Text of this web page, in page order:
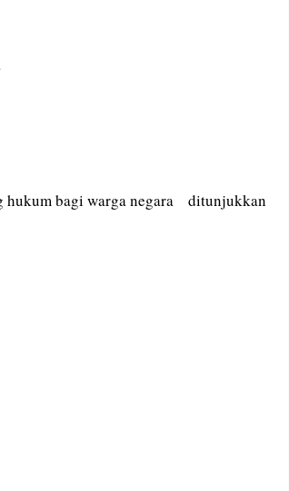
hukum bagi warganegara ditunjukkan